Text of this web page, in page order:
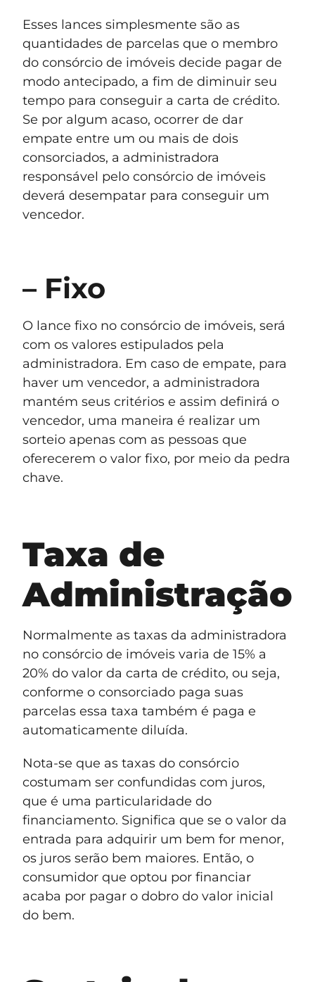
Esses lances simplesmente são as
quantidades de parcelas que o membro
do consórcio de imóveis decide pagar de
modo antecipado, a fim de diminuir seu
tempo para conseguir a carta de crédito.
Se por algum acaso, ocorrer de dar
empate entre um ou mais de dois
consorciados, a administradora
responsável pelo consórcio de imóveis
deverá desempatar para conseguir um
vencedor.
– Fixo
O lance fixo no consórcio de imóveis, será
com os valores estipulados pela
administradora. Em caso de empate, para
haver um vencedor, a administradora
mantém seus critérios e assim definirá o
vencedor, uma maneira é realizar um
sorteio apenas com as pessoas que
oferecerem o valor fixo, por meio da pedra
chave.
Taxa de
Administração
Normalmente as taxas da administradora
no consórcio de imóveis varia de 15% a
20% do valor da carta de crédito, ou seja,
conforme o consorciado paga suas
parcelas essa taxa também é paga e
automaticamente diluída.
Nota-se que as taxas do consórcio
costumam ser confundidas com juros,
que é uma particularidade do
financiamento. Significa que se o valor da
entrada para adquirir um bem for menor,
os juros serão bem maiores. Então, o
consumidor que optou por financiar
acaba por pagar o dobro do valor inicial
do bem.